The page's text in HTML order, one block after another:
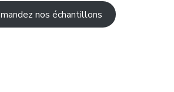
nos échantillons